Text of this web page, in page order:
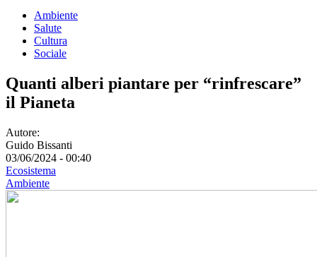
Ambiente
Salute
Cultura
Sociale
Quanti alberi piantare per “rinfrescare”
il Pianeta
Autore:
Guido Bissanti
03/06/2024 - 00:40
Ecosistema
Ambiente